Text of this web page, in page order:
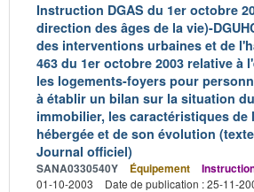
Instruction DGAS du 1er octobre
direction des âges de la vie)-
des interventions urbaines et de
463 du 1er octobre 2003 relative à
les logements-foyers pour
à établir un bilan sur la situation
immobilier, les caractéristiques de
hébergée et de son évolution
Journal officiel)
SANA0330540Y Équipement
01-10-2003
Date de publication : 25-11-